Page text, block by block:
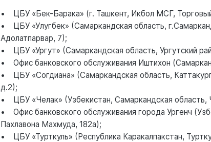
• ЦБУ «Бек-Барака» (г. Ташкент, Икбол МСГ,
• ЦБУ «Улугбек» (Самаркандская область,
Адолатпарвар, 7);
• ЦБУ «Ургут» (Самаркандская область, Ургутский
• Офис банковского обслуживания Иштихон
• ЦБУ «Согдиана» (Самаркандская область,
д.2);
• ЦБУ «Челак» (Узбекистан, Самаркандская область,
• Офис банковского обслуживания города Ургенч
Пахлавона Махмуда, 182а);
• ЦБУ «Турткуль» (Республика Каракалпакстан,